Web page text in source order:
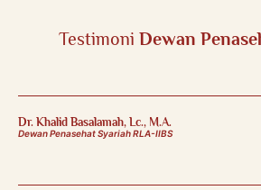
Testimoni Dewan
Dr. Khalid Basalamah, Lc., M.A.
Dewan Penasehat Syariah RLA-IIBS